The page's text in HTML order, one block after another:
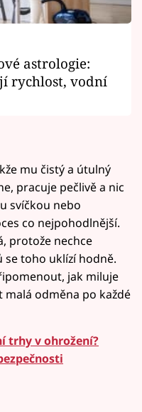
astrologie:
rychlost, vodní
mu čistý a útulný
pracuje pečlivě a nic
svíčkou nebo
co nejpohodlnější.
protože nechce
se toho uklízí hodně.
jak miluje
malá odměna po každé
trhy v ohrožení?